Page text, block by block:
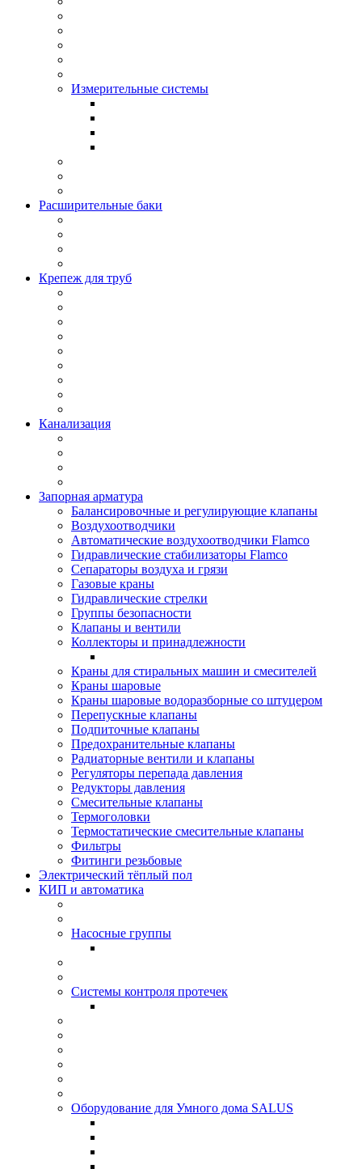
Измерительные системы
Расширительные баки
Крепеж для труб
Канализация
Запорная арматура
Балансировочные и регулирующие клапаны
Воздухоотводчики
Автоматические воздухоотводчики Flamco
Гидравлические стабилизаторы Flamco
Сепараторы воздуха и грязи
Газовые краны
Гидравлические стрелки
Группы безопасности
Клапаны и вентили
Коллекторы и принадлежности
Краны для стиральных машин и смесителей
Краны шаровые
Краны шаровые водоразборные со штуцером
Перепускные клапаны
Подпиточные клапаны
Предохранительные клапаны
Радиаторные вентили и клапаны
Регуляторы перепада давления
Редукторы давления
Смесительные клапаны
Термоголовки
Термостатические смесительные клапаны
Фильтры
Фитинги резьбовые
Электрический тёплый пол
КИП и автоматика
Насосные группы
Системы контроля протeчек
Оборудование для Умного дома SALUS